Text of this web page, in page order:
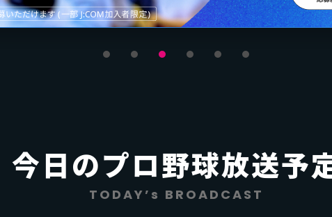
今日のプロ野球放送予
TODAY’s BROADCAST